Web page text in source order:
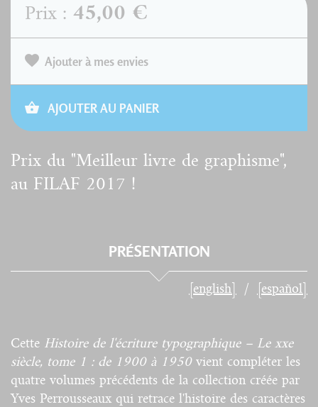
Prix : 45,00 €
Ajouter à mes envies
AJOUTER AU PANIER
Prix du "Meilleur livre de graphisme",
au FILAF 2017 !
PRÉSENTATION
[english] [español]
Cette Histoire de l'écriture typographique – Le xxe
siècle, tome 1 : de 1900 à 1950vient compléter les
quatre volumes précédents de la collection créée par
Yves Perrousseaux qui retrace l'histoire des caractères